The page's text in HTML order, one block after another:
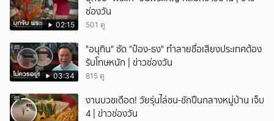
02:15
ช่องวัน
501 ดู
03:34
"อนุทิน" ซัด "ป๋อง-ธง" ทำลายชื่อเสียงประเทศต้อง
รับโทษหนัก | ข่าวช่องวัน
815 ดู
งานบวชเดือด! วัยรุ่นไล่ชน-ชักปืนกลางหมู่บ้าน เจ็บ
4 | ข่าวช่องวัน
ยกเลิก